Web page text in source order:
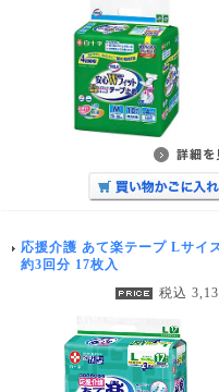
応援介護 あて楽テープ Lサイ
約3回分 17枚入
税込